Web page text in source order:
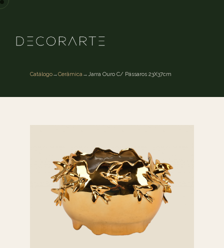
Catálogo→Cerâmica→Jarra Ouro C/ Pássaros 23X37cm